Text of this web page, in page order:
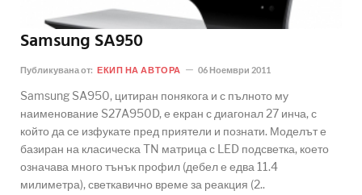
Samsung SA950
Публикувана от: ЕКИП НА АВТОРА 06 Ноември 2011
Samsung SA950, цитиран понякога и с пълното му
наименование S27A950D, е екран с диагонал 27 инча, с
който да се изфукате пред приятели и познати. Моделът е
базиран на класическа TN матрица с LED подсветка, което
означава много тънък профил (дебел е едва 11.4
милиметра), светкавично време за реакция (2..